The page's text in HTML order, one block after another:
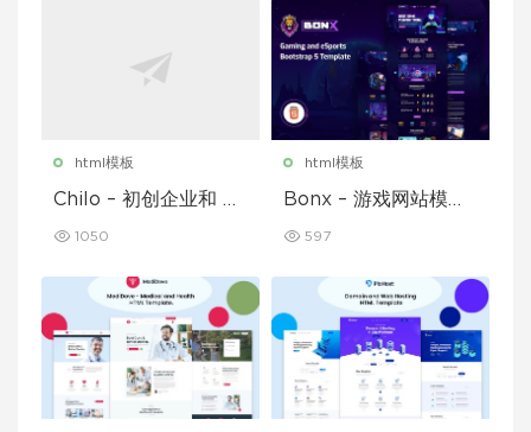
html模板
Chilo – 初创企业和 Sa
1050
html模板
Bonx – 游戏网站模板
597